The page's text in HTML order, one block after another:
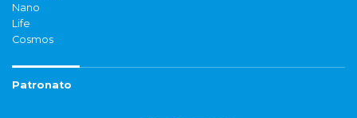
Nano
Life
Cosmos
Patronato